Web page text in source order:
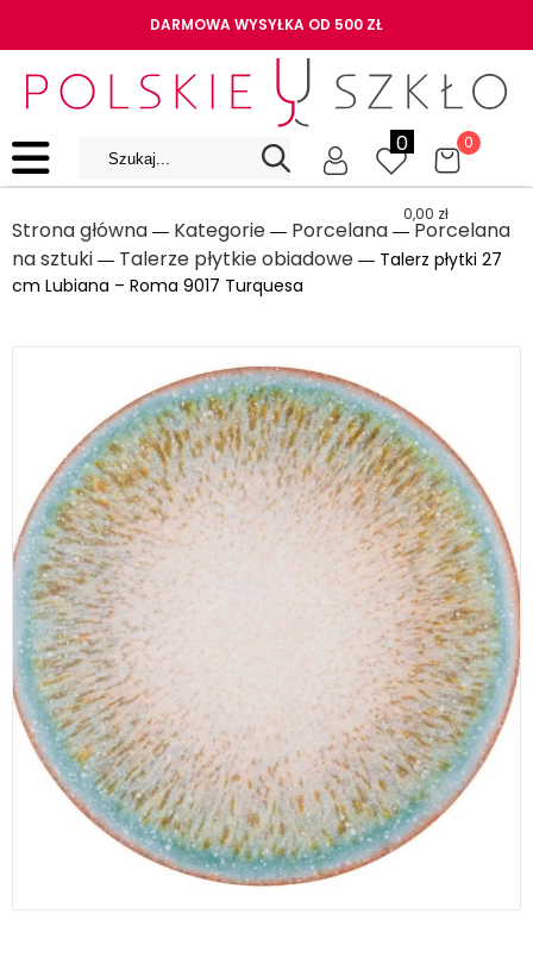
DARMOWA WYSYŁKA OD 500 ZŁ
0 0
0,00 zł
Strona główna ― Kategorie ― Porcelana ― Porcelana
na sztuki ― Talerze płytkie obiadowe ― Talerz płytki 27
cm Lubiana – Roma 9017 Turquesa